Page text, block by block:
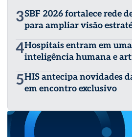
3SBF 2026 fortalece rede
para ampliar visão
4Hospitais entram em
inteligência humana e
5HIS antecipa novidades
em encontro exclusivo